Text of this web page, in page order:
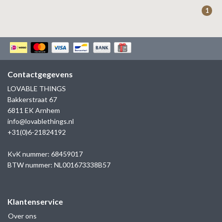
KAPTEN & SON
1
Contactgegevens
LOVABLE THINGS
Bakkerstraat 67
6811 EK Arnhem
info@lovablethings.nl
+31(0)6-21824192
KvK nummer: 68459017
BTW nummer: NL001673338B57
Klantenservice
Over ons